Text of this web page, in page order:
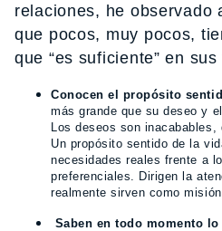
relaciones, he observado
que pocos, muy pocos,
que “es suficiente” en sus
Conocen el propósito
más grande que su deseo y
Los deseos son inacabables,
Un propósito sentido de la
necesidades reales frente a
preferenciales. Dirigen la
realmente sirven como misión.
Saben en todo momento